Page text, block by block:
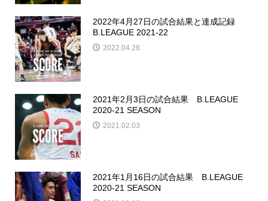
2022年4月27日の試合結果と達成記録
B.LEAGUE 2021-22
2022.04.28
2021年2月3日の試合結果 B.LEAGUE
2020-21 SEASON
2021.02.03
2021年1月16日の試合結果 B.LEAGUE
2020-21 SEASON